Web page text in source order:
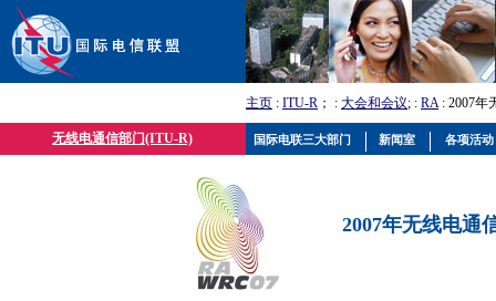
主页 : ITU-R ； : 大会和会议; : RA: 2007年
无线电通信部门(ITU-R)
2007年无线电通
国际电联三大部门 新闻室 各项活动